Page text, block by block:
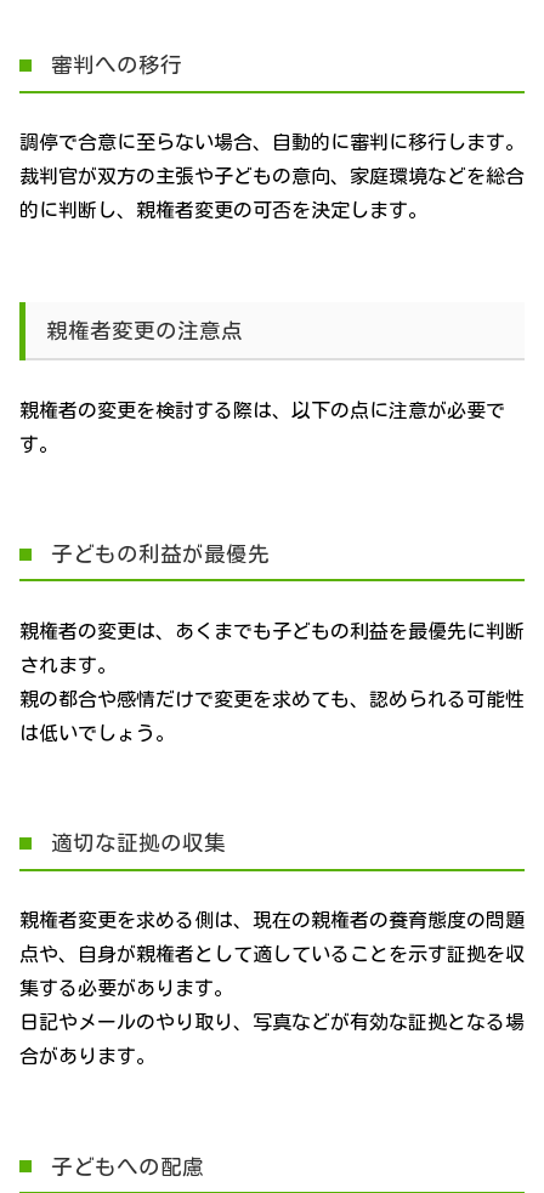
審判への移行
調停で合意に至らない場合、自動的に審判に移行します。
裁判官が双方の主張や子どもの意向、家庭環境などを総合
的に判断し、親権者変更の可否を決定します。
親権者変更の注意点
親権者の変更を検討する際は、以下の点に注意が必要で
す。
子どもの利益が最優先
親権者の変更は、あくまでも子どもの利益を最優先に判断
されます。
親の都合や感情だけで変更を求めても、認められる可能性
は低いでしょう。
適切な証拠の収集
親権者変更を求める側は、現在の親権者の養育態度の問題
点や、自身が親権者として適していることを示す証拠を収
集する必要があります。
日記やメールのやり取り、写真などが有効な証拠となる場
合があります。
子どもへの配慮